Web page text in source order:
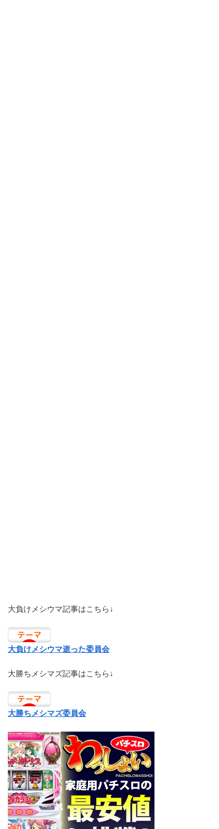
大負けメシウマ記事はこちら↓
大負けメシウマ逝った委員会
大勝ちメシマズ記事はこちら↓
大勝ちメシマズ委員会